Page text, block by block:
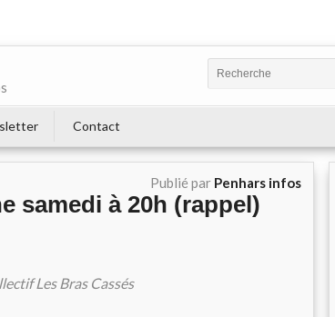
Contact
Publié par Penhars infos
samedi à 20h (rappel)
Les Bras Cassés